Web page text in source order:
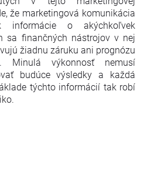
že marketingová komunikácia
informácie o akýchkoľvek
sa finančných nástrojov v nej
žiadnu záruku ani prognózu
Minulá výkonnosť nemusí
budúce výsledky a každá
týchto informácií tak robí